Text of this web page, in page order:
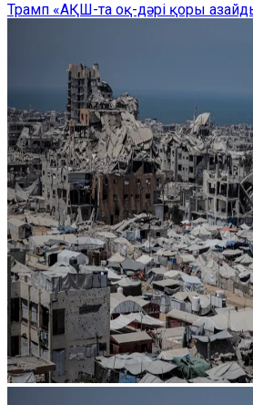
Трамп «АҚШ-та оқ-дәрі қоры